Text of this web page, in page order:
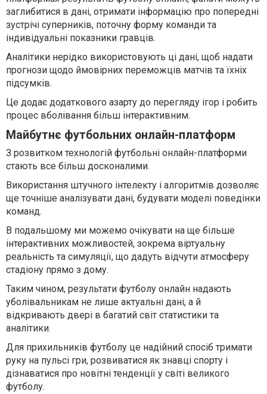
заглибитися в дані, отримати інформацію про попередні
зустрічі суперників, поточну форму команди та
індивідуальні показники гравців.
Аналітики нерідко використовують ці дані, щоб надати
прогнози щодо ймовірних переможців матчів та їхніх
підсумків.
Це додає додаткового азарту до перегляду ігор і робить
процес вболівання більш інтерактивним.
Майбутнє футбольних онлайн-платформ
З розвитком технологій футбольні онлайн-платформи
стають все більш досконалими.
Використання штучного інтелекту і алгоритмів дозволяє
ще точніше аналізувати дані, будувати моделі поведінки
команд.
В подальшому ми можемо очікувати на ще більше
інтерактивних можливостей, зокрема віртуальну
реальність та симуляції, що дадуть відчути атмосферу
стадіону прямо з дому.
Таким чином, результати футболу онлайн надають
уболівальникам не лише актуальні дані, а й
відкривають двері в багатий світ статистики та
аналітики.
Для прихильників футболу це надійний спосіб тримати
руку на пульсі гри, розвиватися як знавці спорту і
дізнаватися про новітні тенденції у світі великого
футболу.